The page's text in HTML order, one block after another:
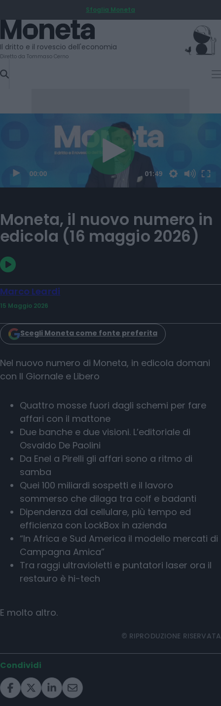
TO
CONTENT
Sfoglia Moneta
Moneta
Il dritto e il rovescio dell'economia
Diretto da Tommaso Cerno
Moneta, il nuovo numero in
edicola (16 maggio 2026)
Marco Leardi
15 Maggio 2026
Scegli Moneta come fonte preferita
Nel nuovo numero di Moneta, in edicola domani
con Il Giornale e Libero
Quattro mosse fuori dagli schemi per fare
affari con il mattone
Due banche e due visioni. L’editoriale di
Osvaldo De Paolini
Da Enel a Pirelli gli affari sono a ritmo di
samba
Quei 100 miliardi sospetti e il lavoro
sommerso che dilaga tra colf e badanti
Dipendenza dal cellulare, più tempo ed
efficienza con LockBox in azienda
“In Africa e Sud America il modello mercati di
Campagna Amica”
Tra raggi ultravioletti e puntatori laser ora il
restauro è hi-tech
E molto altro.
© RIPRODUZIONE RISERVATA
Condividi